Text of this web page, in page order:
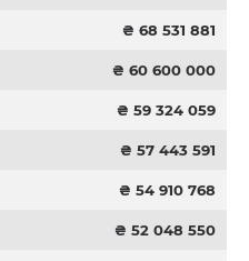
₴ 68 531 881
₴ 60 600 000
₴ 59 324 059
₴ 57 443 591
₴ 54 910 768
₴ 52 048 550